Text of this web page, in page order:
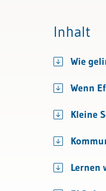
Finanzen &
Recht
Bau &
Inhalt
Wie
Wenn
Kleine
Lernen